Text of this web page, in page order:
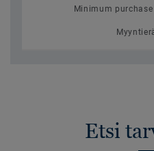
Minimum
Etsi